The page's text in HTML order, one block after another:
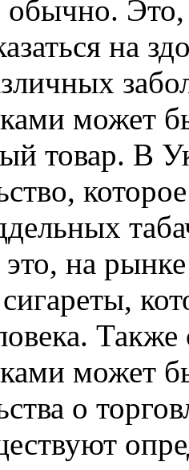
на
может
товар. В
на
может
о